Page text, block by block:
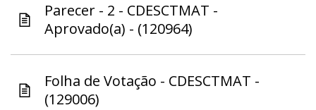
Parecer - 2 - CDESCTMAT -
Aprovado(a) - (120964)
Folha de Votação - CDESCTMAT -
(129006)